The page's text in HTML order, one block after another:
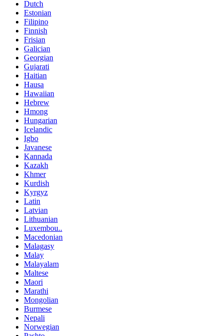
Dutch
Estonian
Filipino
Finnish
Frisian
Galician
Georgian
Gujarati
Haitian
Hausa
Hawaiian
Hebrew
Hmong
Hungarian
Icelandic
Igbo
Javanese
Kannada
Kazakh
Khmer
Kurdish
Kyrgyz
Latin
Latvian
Lithuanian
Luxembou..
Macedonian
Malagasy
Malay
Malayalam
Maltese
Maori
Marathi
Mongolian
Burmese
Nepali
Norwegian